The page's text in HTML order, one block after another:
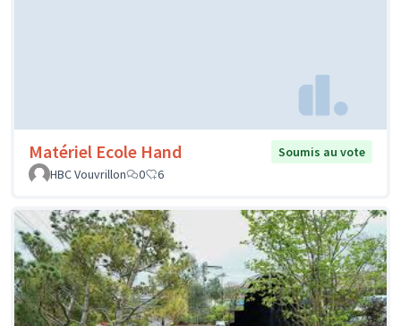
Matériel Ecole Hand
Soumis au vote
HBC Vouvrillon
0 6